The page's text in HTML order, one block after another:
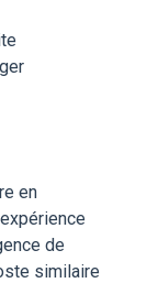
en
de
similaire